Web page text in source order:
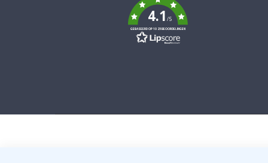
k
4.1/5
GEBASEERD OP 1025 BEOORDELINGEN